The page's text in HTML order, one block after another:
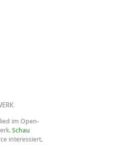
im Open-
Schau
interessiert,